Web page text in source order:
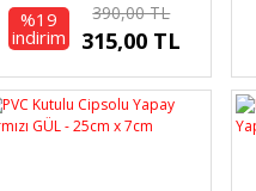
%19
indirim
390,00 TL
315,00 TL